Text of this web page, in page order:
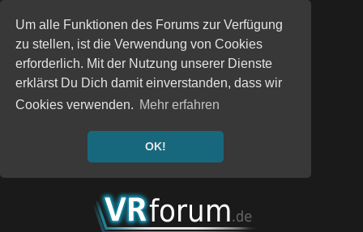
Um alle Funktionen des Forums zur Verfügung
zu stellen, ist die Verwendung von Cookies
erforderlich. Mit der Nutzung unserer Dienste
erklärst Du Dich damit einverstanden, dass wir
Cookies verwenden. Mehr erfahren
OK!